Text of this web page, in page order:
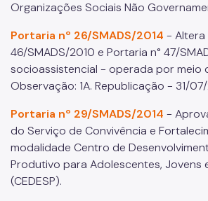
Instrumentais de Parcerias
Legislação
Editais
Atas de Registro de Preço
Observatório Socioassistencial
Pesquisas
Organizações Sociais Não
Portaria nº 26/SMADS/2014 - Altera
46/SMADS/2010 e Portaria n° 47/
socioassistencial - operada por meio
Observação: 1A. Republicação - 31/
Portaria nº 29/SMADS/2014 -
do Serviço de Convivência e
modalidade Centro de
Produtivo para Adolescentes, Jovens
(CEDESP).